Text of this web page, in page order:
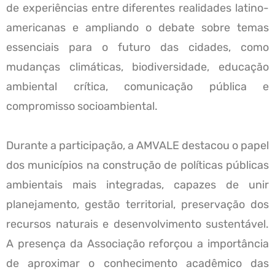
de experiências entre diferentes realidades latino-
americanas e ampliando o debate sobre temas
essenciais para o futuro das cidades, como
mudanças climáticas, biodiversidade, educação
ambiental crítica, comunicação pública e
compromisso socioambiental.
Durante a participação, a AMVALE destacou o papel
dos municípios na construção de políticas públicas
ambientais mais integradas, capazes de unir
planejamento, gestão territorial, preservação dos
recursos naturais e desenvolvimento sustentável.
A presença da Associação reforçou a importância
de aproximar o conhecimento acadêmico das